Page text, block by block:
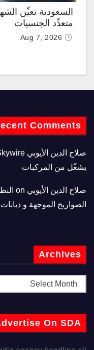
السعودية تعيِّن
متعدِّد الجنسيات
Aug 7, 2026
Comments
صلاح الدين الأيوبي
يشغّل من المركبات
صلاح الدين الأيوبي
الصواريخ الموجهة و
Archives
On SDA